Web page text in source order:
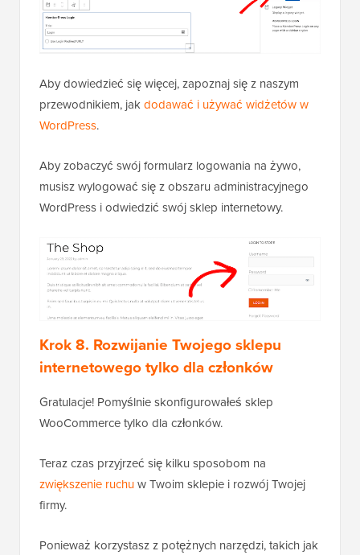
Aby dowiedzieć się więcej, zapoznaj się z naszym
przewodnikiem, jakdodawać i używać widżetów w
WordPress.
Aby zobaczyć swój formularz logowania na żywo,
musisz wylogować się z obszaru administracyjnego
WordPress i odwiedzić swój sklep internetowy.
Krok 8. Rozwijanie Twojego sklepu
internetowego tylko dla członków
Gratulacje! Pomyślnie skonfigurowałeś sklep
WooCommerce tylko dla członków.
Teraz czas przyjrzeć się kilku sposobom na
zwiększenie ruchuw Twoim sklepie i rozwój Twojej
firmy.
Ponieważ korzystasz z potężnych narzędzi, takich jak